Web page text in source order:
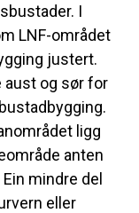
I
LNF-området
justert.
aust og sør for
ligg
anten
mindre del
eller